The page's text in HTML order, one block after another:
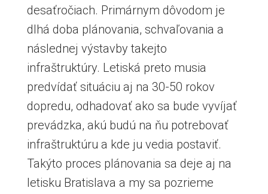
desaťročiach. Primárnym dôvodom je
dlhá doba plánovania, schvaľovania a
následnej výstavby takejto
infraštruktúry. Letiská preto musia
predvídať situáciu aj na 30-50 rokov
dopredu, odhadovať ako sa bude vyvíjať
prevádzka, akú budú na ňu potrebovať
infraštruktúru a kde ju vedia postaviť.
Takýto proces plánovania sa deje aj na
letisku Bratislava a my sa pozrieme